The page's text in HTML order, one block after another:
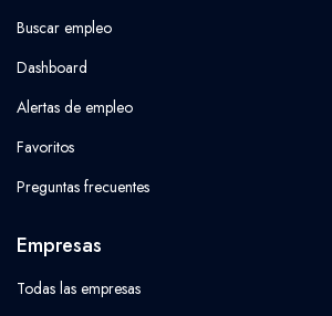
Buscar empleo
Dashboard
Alertas de empleo
Favoritos
Preguntas frecuentes
Empresas
Todas las empresas